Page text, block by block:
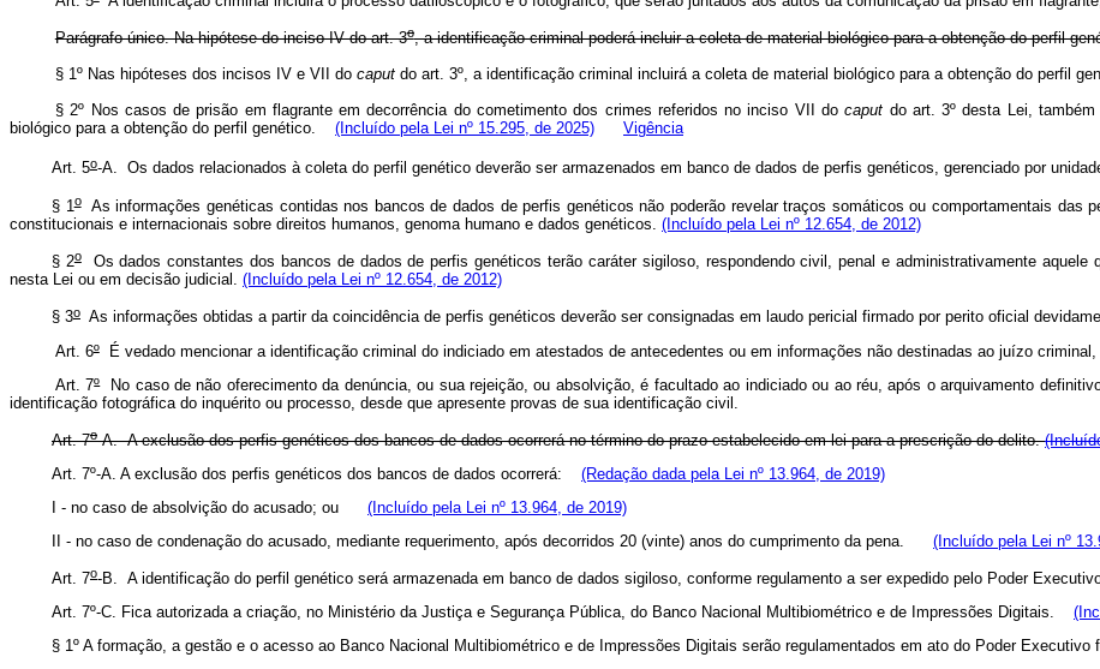
Parágrafo único. Na hipótese do inciso IV do art. 3o, a identificação criminal poderá incluir a coleta de material biológico para a obtenção do perfil
§ 1º Nas hipóteses dos incisos IV e VII do caput do art. 3º, a identificação criminal incluirá a coleta de material biológico para a obtenção do perfil
§ 2º Nos casos de prisão em flagrante em decorrência do cometimento dos crimes referidos no inciso VII docaput do art. 3º desta Lei,
biológico para a obtenção do perfil genético. (Incluído pela Lei nº 15.295, de 2025) Vigência
Art. 5o-A. Os dados relacionados à coleta do perfil genético deverão ser armazenados em banco de dados de perfis genéticos, gerenciado por
§ 1oAs informações genéticas contidas nos bancos de dados de perfis genéticos não poderão revelar traços somáticos ou comportamentais das
constitucionais e internacionais sobre direitos humanos, genoma humano e dados genéticos. (Incluído pela Lei nº 12.654, de 2012)
§ 2oOs dados constantes dos bancos de dados de perfis genéticos terão caráter sigiloso, respondendo civil, penal e administrativamente
nesta Lei ou em decisão judicial. (Incluído pela Lei nº 12.654, de 2012)
§ 3o As informações obtidas a partir da coincidência de perfis genéticos deverão ser consignadas em laudo pericial firmado por perito oficial
Art. 6ºÉ vedado mencionar a identificação criminal do indiciado em atestados de antecedentes ou em informações não destinadas ao juízo
Art. 7ºNo caso de não oferecimento da denúncia, ou sua rejeição, ou absolvição, é facultado ao indiciado ou ao réu, após o arquivamento
identificação fotográfica do inquérito ou processo, desde que apresente provas de sua identificação civil.
Art. 7o-A.A exclusão dos perfis genéticos dos bancos de dados ocorrerá no término do prazo estabelecido em lei para a prescrição do delito.
Art. 7º-A. A exclusão dos perfis genéticos dos bancos de dados ocorrerá: (Redação dada pela Lei nº 13.964, de 2019)
I - no caso de absolvição do acusado; ou (Incluído pela Lei nº 13.964, de 2019)
II - no caso de condenação do acusado, mediante requerimento, após decorridos 20 (vinte) anos do cumprimento da pena. (Incluído pela Lei nº
Art. 7o-B. A identificação do perfil genético será armazenada em banco de dados sigiloso, conforme regulamento a ser expedido pelo Poder
Art. 7º-C. Fica autorizada a criação, no Ministério da Justiça e Segurança Pública, do Banco Nacional Multibiométrico e de Impressões Digitais.
§ 1º A formação, a gestão e o acesso ao Banco Nacional Multibiométrico e de Impressões Digitais serão regulamentados em ato do Poder